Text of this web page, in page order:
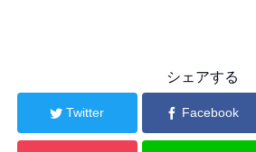
シェアする
Twitter Facebook